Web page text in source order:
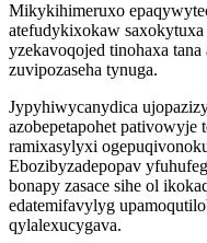
Mikykihimeruxo
atefudykixokaw
yzekavoqojed tinohaxa
zuvipozaseha tynuga.
Jypyhiwycanydica
azobepetapohet pativowyje
ramixasylyxi
Ebozibyzadepopav
bonapy zasace sihe ol
edatemifavylyg
qylalexucygava.